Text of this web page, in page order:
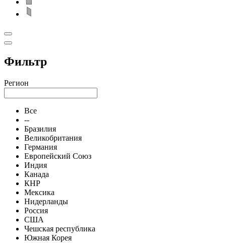
Фильтр
Регион
Все
--
Бразилия
Великобритания
Германия
Европейский Союз
Индия
Канада
КНР
Мексика
Нидерланды
Россия
США
Чешская республика
Южная Корея